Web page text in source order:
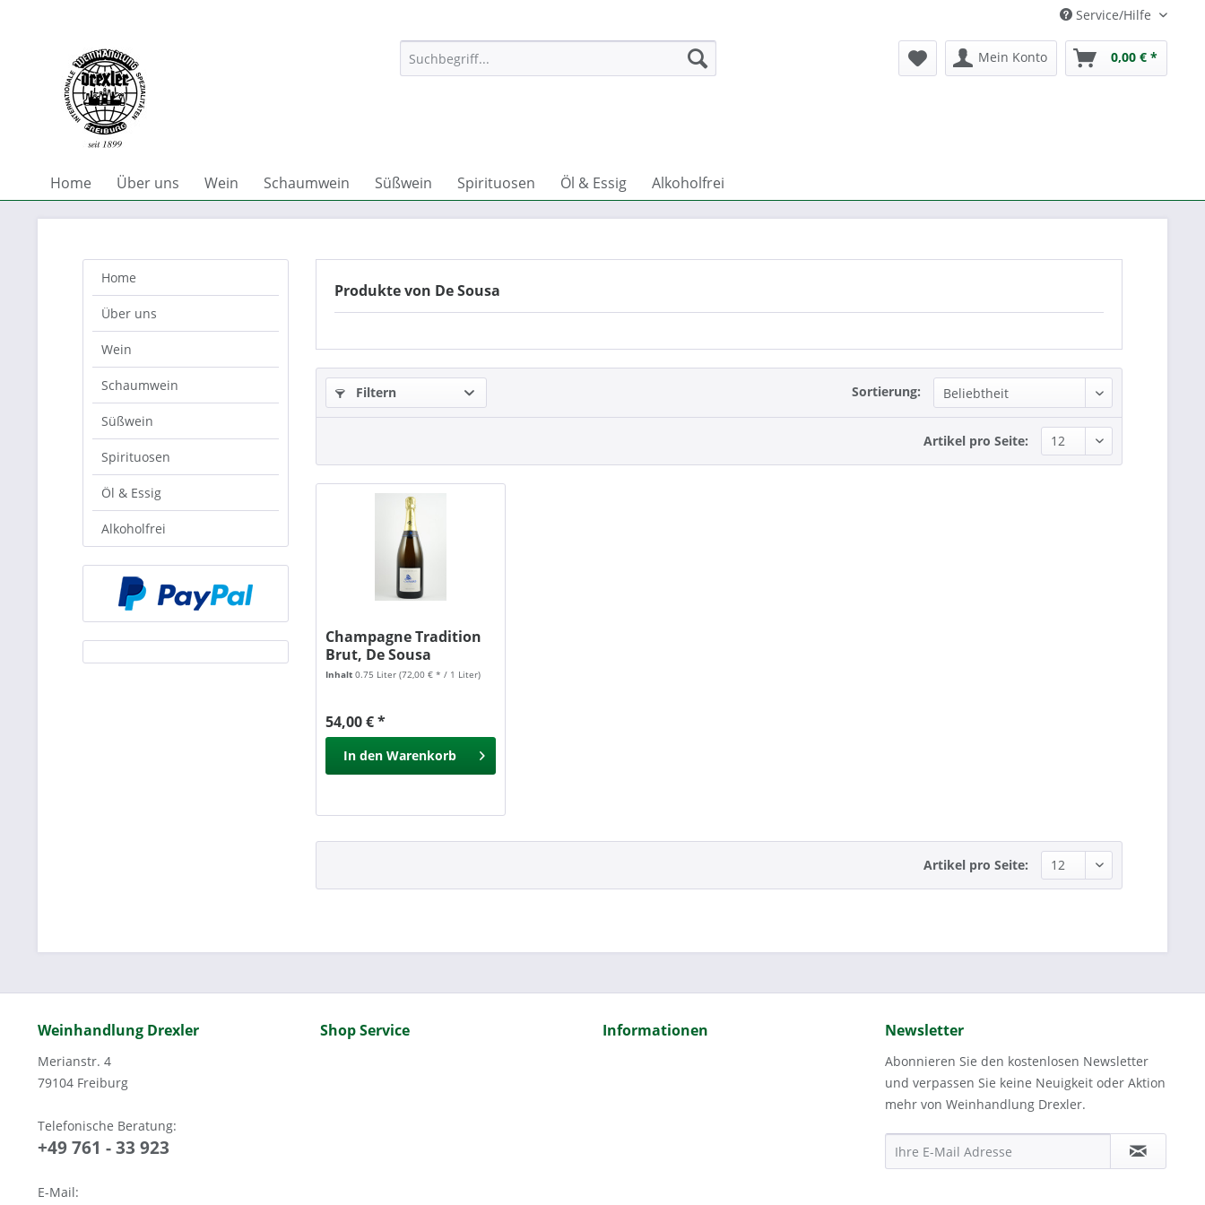
Service/Hilfe
Mein Konto 0,00 € *
Home Über uns Wein Schaumwein Süßwein Spirituosen Öl & Essig Alkoholfrei
Home
Über uns
Wein
Schaumwein
Süßwein
Spirituosen
Öl & Essig
Alkoholfrei
Produkte von De Sousa
Filtern Sortierung:
Artikel pro Seite:
Champagne Tradition
Brut, De Sousa
Inhalt0.75 Liter(72,00 € * / 1 Liter)
54,00 € *
In den Warenkorb
Artikel pro Seite:
Weinhandlung Drexler
Merianstr. 4
79104 Freiburg
Telefonische Beratung:
+49 761 - 33 923
E-Mail:
Shop Service Informationen Newsletter
Abonnieren Sie den kostenlosen Newsletter
und verpassen Sie keine Neuigkeit oder Aktion
mehr von Weinhandlung Drexler.